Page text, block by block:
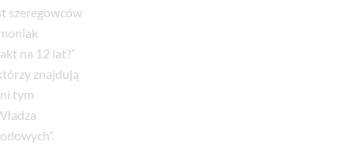
szeregowców
na 12 lat?”
znajdują
tym